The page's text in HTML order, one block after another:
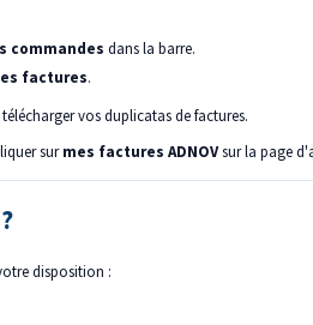
commandes dans la barre.
factures.
vos duplicatas de factures.
surmes factures ADNOVsur la page
disposition :